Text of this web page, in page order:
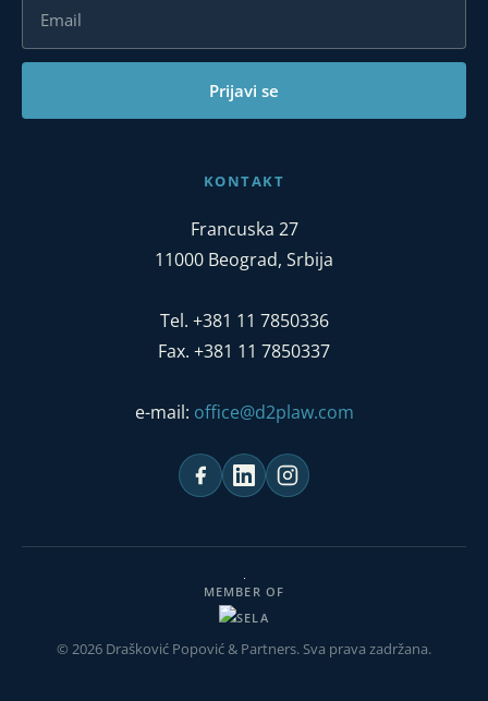
Prijavi se
KONTAKT
Francuska 27
11000 Beograd, Srbija
Tel. +381 11 7850336
Fax. +381 11 7850337
e-mail: office@d2plaw.com
MEMBER OF
© 2026 Drašković Popović & Partners. Sva prava zadržana.